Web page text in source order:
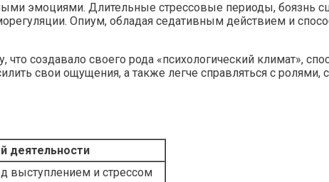
эмоциями. Длительные стрессовые периоды, боязнь
Опиум, обладая седативным действием и
создавало своего рода «психологический климат»,
свои ощущения, а также легче справляться с ролями,
деятельности
выступлением и стрессом